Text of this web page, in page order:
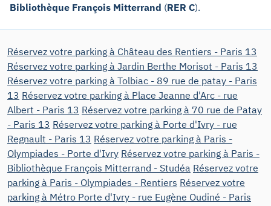
Bibliothèque François Mitterrand (RER C).
Réservez votre parking à Château des Rentiers - Paris 13
Réservez votre parking à Jardin Berthe Morisot - Paris 13
Réservez votre parking à Tolbiac - 89 rue de patay - Paris
13 Réservez votre parking à Place Jeanne d'Arc - rue
Albert - Paris 13 Réservez votre parking à 70 rue de Patay
- Paris 13 Réservez votre parking à Porte d'Ivry - rue
Regnault - Paris 13 Réservez votre parking à Paris -
Olympiades - Porte d'Ivry Réservez votre parking à Paris -
Bibliothèque François Mitterrand - Studéa Réservez votre
parking à Paris - Olympiades - Rentiers Réservez votre
parking à Métro Porte d'Ivry - rue Eugène Oudiné - Paris